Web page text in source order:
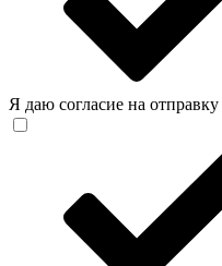
Я даю согласие на отправку